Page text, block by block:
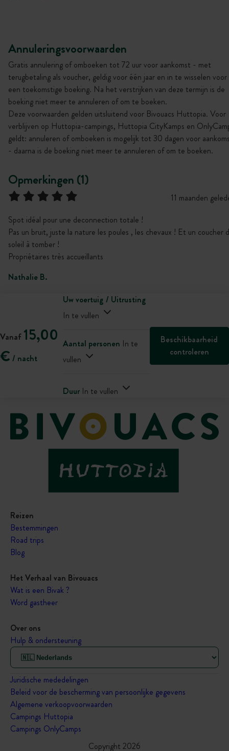
Annuleringsvoorwaarden
Gratis annulering of omboeken tot 72 uur voor aankomst - met
terugbetaling als voucher, geldig voor één jaar en in te wisselen voor
een toekomstige boeking. Na het verstrijken van deze termijn is de
boeking niet meer te annuleren of om te boeken.
Deze voorwaarden gelden uitsluitend voor Bivouacs Huttopia. Voor
verblijven op Huttopia-campings, Huttopia CityKamps en
geldt: annuleren of omboeken is mogelijk tot 30 dagen voor
- daarna is de boeking niet meer te annuleren of om te boeken.
Opmerkingen (1)
11 maanden
Spot idéal pour une deconnection totale !
Pas un bruit, juste la nature les poules , les chevaux ! Et un coucher
soleil à tomber !
Propriétaires très accueillants
Nathalie B.
Vanaf 15,00
€ / nacht
Uw voertuig / Uitrusting
In te vullen
Aantal personen In te
vullen
Duur In te vullen
Beschikbaarheid
controleren
Reizen
Bestemmingen
Road trips
Blog
Het Verhaal van Bivouacs
Wat is een Bivak ?
Word gastheer
Over ons
Hulp & ondersteuning
Juridische mededelingen
Beleid voor de bescherming van persoonlijke gegevens
Algemene verkoopvoorwaarden
Campings Huttopia
Campings OnlyCamps
Copyright 2026